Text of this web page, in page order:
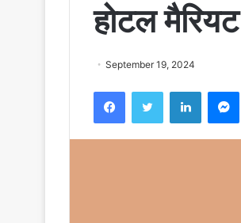
होटल
September 19, 2024
FacebookTwitter LinkedIn